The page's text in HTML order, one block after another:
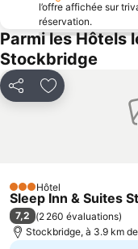
l’offre affichée sur
réservation.
Parmi les Hôtels
Stockbridge
PartagerAjouter à mes
3 Étoiles
Hôtel
Sleep Inn & Suites
7,2 (2 260 évaluations)
Stockbridge, à 3.9 km